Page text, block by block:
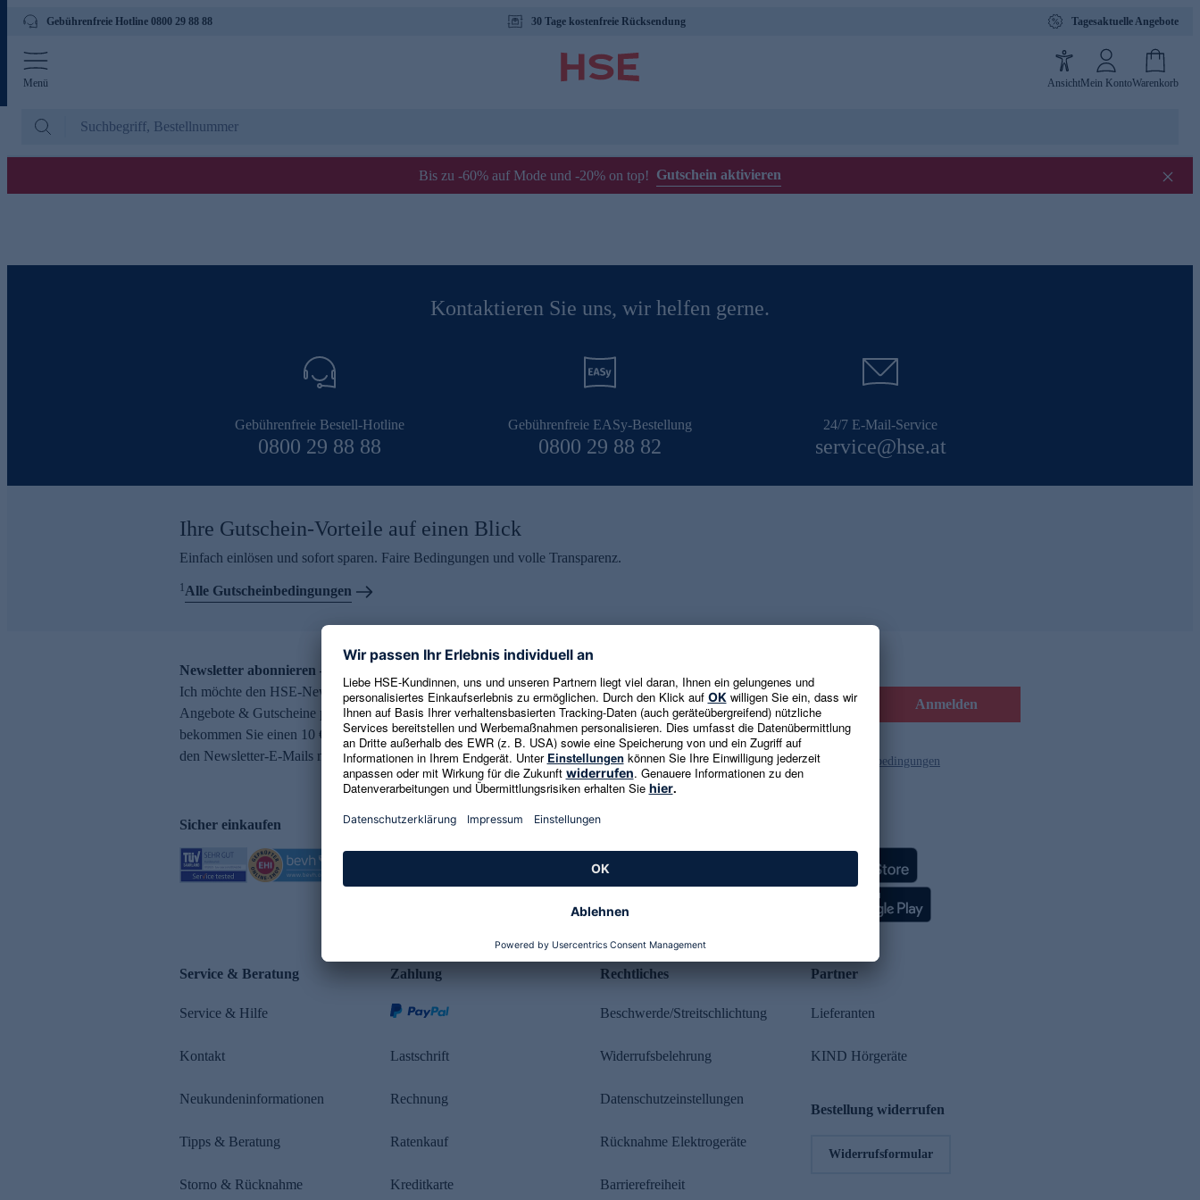
Gebührenfreie Hotline 0800 29 88 88 30 Tage kostenfreie Rücksendung Tagesaktuelle Angebote
Menü AnsichtMein KontoWarenkorb
Bis zu -60% auf Mode und -20% on top! Gutschein aktivieren
Kontaktieren Sie uns, wir helfen gerne.
Gebührenfreie Bestell-Hotline
0800 29 88 88
Gebührenfreie EASy-Bestellung
0800 29 88 82
24/7 E-Mail-Service
service@hse.at
Ihre Gutschein-Vorteile auf einen Blick
Einfach einlösen und sofort sparen. Faire Bedingungen und volle Transparenz.
1Alle Gutscheinbedingungen
Newsletter abonnieren – 10 € Gutschein erhalten
Ich möchte den HSE-Newsletter abonnieren und aktuelle Trends,
Angebote & Gutscheine per E-Mail erhalten. Als Dankeschön
bekommen Sie einen 10 € Gutschein. Eine Abmeldung ist jederzeit in
den Newsletter-E-Mails möglich.
E-Mail-Adresse eingeben Anmelden
Es gelten die Datenschutzrichtlinienund die Gutscheinbedingungen
Sicher einkaufen Kundenbewertung
Service & Beratung
Service & Hilfe
Kontakt
Neukundeninformationen
Tipps & Beratung
Storno & Rücknahme
Zahlung
Lastschrift
Rechnung
Ratenkauf
Kreditkarte
Rechtliches
Beschwerde/Streitschlichtung
Widerrufsbelehrung
Datenschutzeinstellungen
Rücknahme Elektrogeräte
Barrierefreiheit
Partner
Lieferanten
KIND Hörgeräte
Bestellung widerrufen
Widerrufsformular